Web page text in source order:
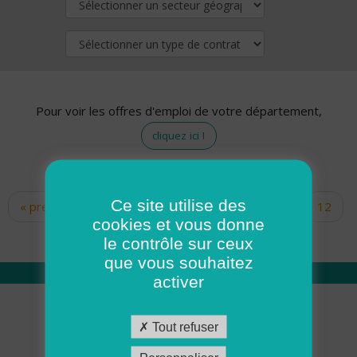
Pour voir les offres d'emploi de votre département,
cliquez ici !
Pages
« premier ‹ précédent … 10
12
14 15 16 17
Qui sommes nous
Académie ADMR
Ce site utilise des
cookies et vous donne
le contrôle sur ceux
que vous souhaitez
activer
Tout refuser